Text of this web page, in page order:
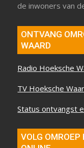
de inwoners van
ONTVANG
WAARD
Radio Hoeksche
TV Hoeksche
Status ontvangst
VOLG OMROEP